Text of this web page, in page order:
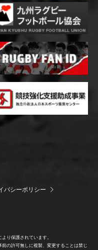
バシーポリシー
り保護されています。
の許可無しに複製、変更することは禁じ